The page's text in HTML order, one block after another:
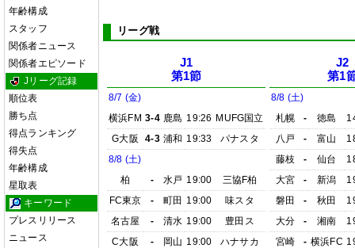
年齢構成
スタッフ
関係者ニュース
関係者エピソード
Jリーグ記録
順位表
勝ち点
得点ランキング
得失点
年齢構成
星取表
キーワード
プレスリリース
ニュース
リーグ戦
J1
第1節
8/7 (金)
横浜FM 3-4 鹿島 19:26 MUFG国立
G大阪
4-3 浦和 19:33
パナスタ
8/8 (土)
柏
- 水戸 19:00
三協F柏
FC東京
- 町田 19:00
味スタ
名古屋
- 清水 19:00
豊田ス
C大阪
- 岡山 19:00
ハナサカ
J2
第1
8/8 (土)
札幌
- 徳島
八戸
- 富山
藤枝
- 仙台
大宮
- 新潟
磐田
- 秋田
大分
- 湘南
宮崎
- 横浜FC